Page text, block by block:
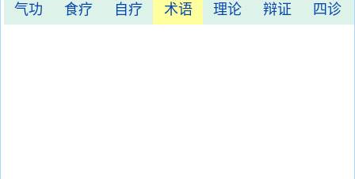
气功 食疗 自疗 术语 理论 辩证 四诊